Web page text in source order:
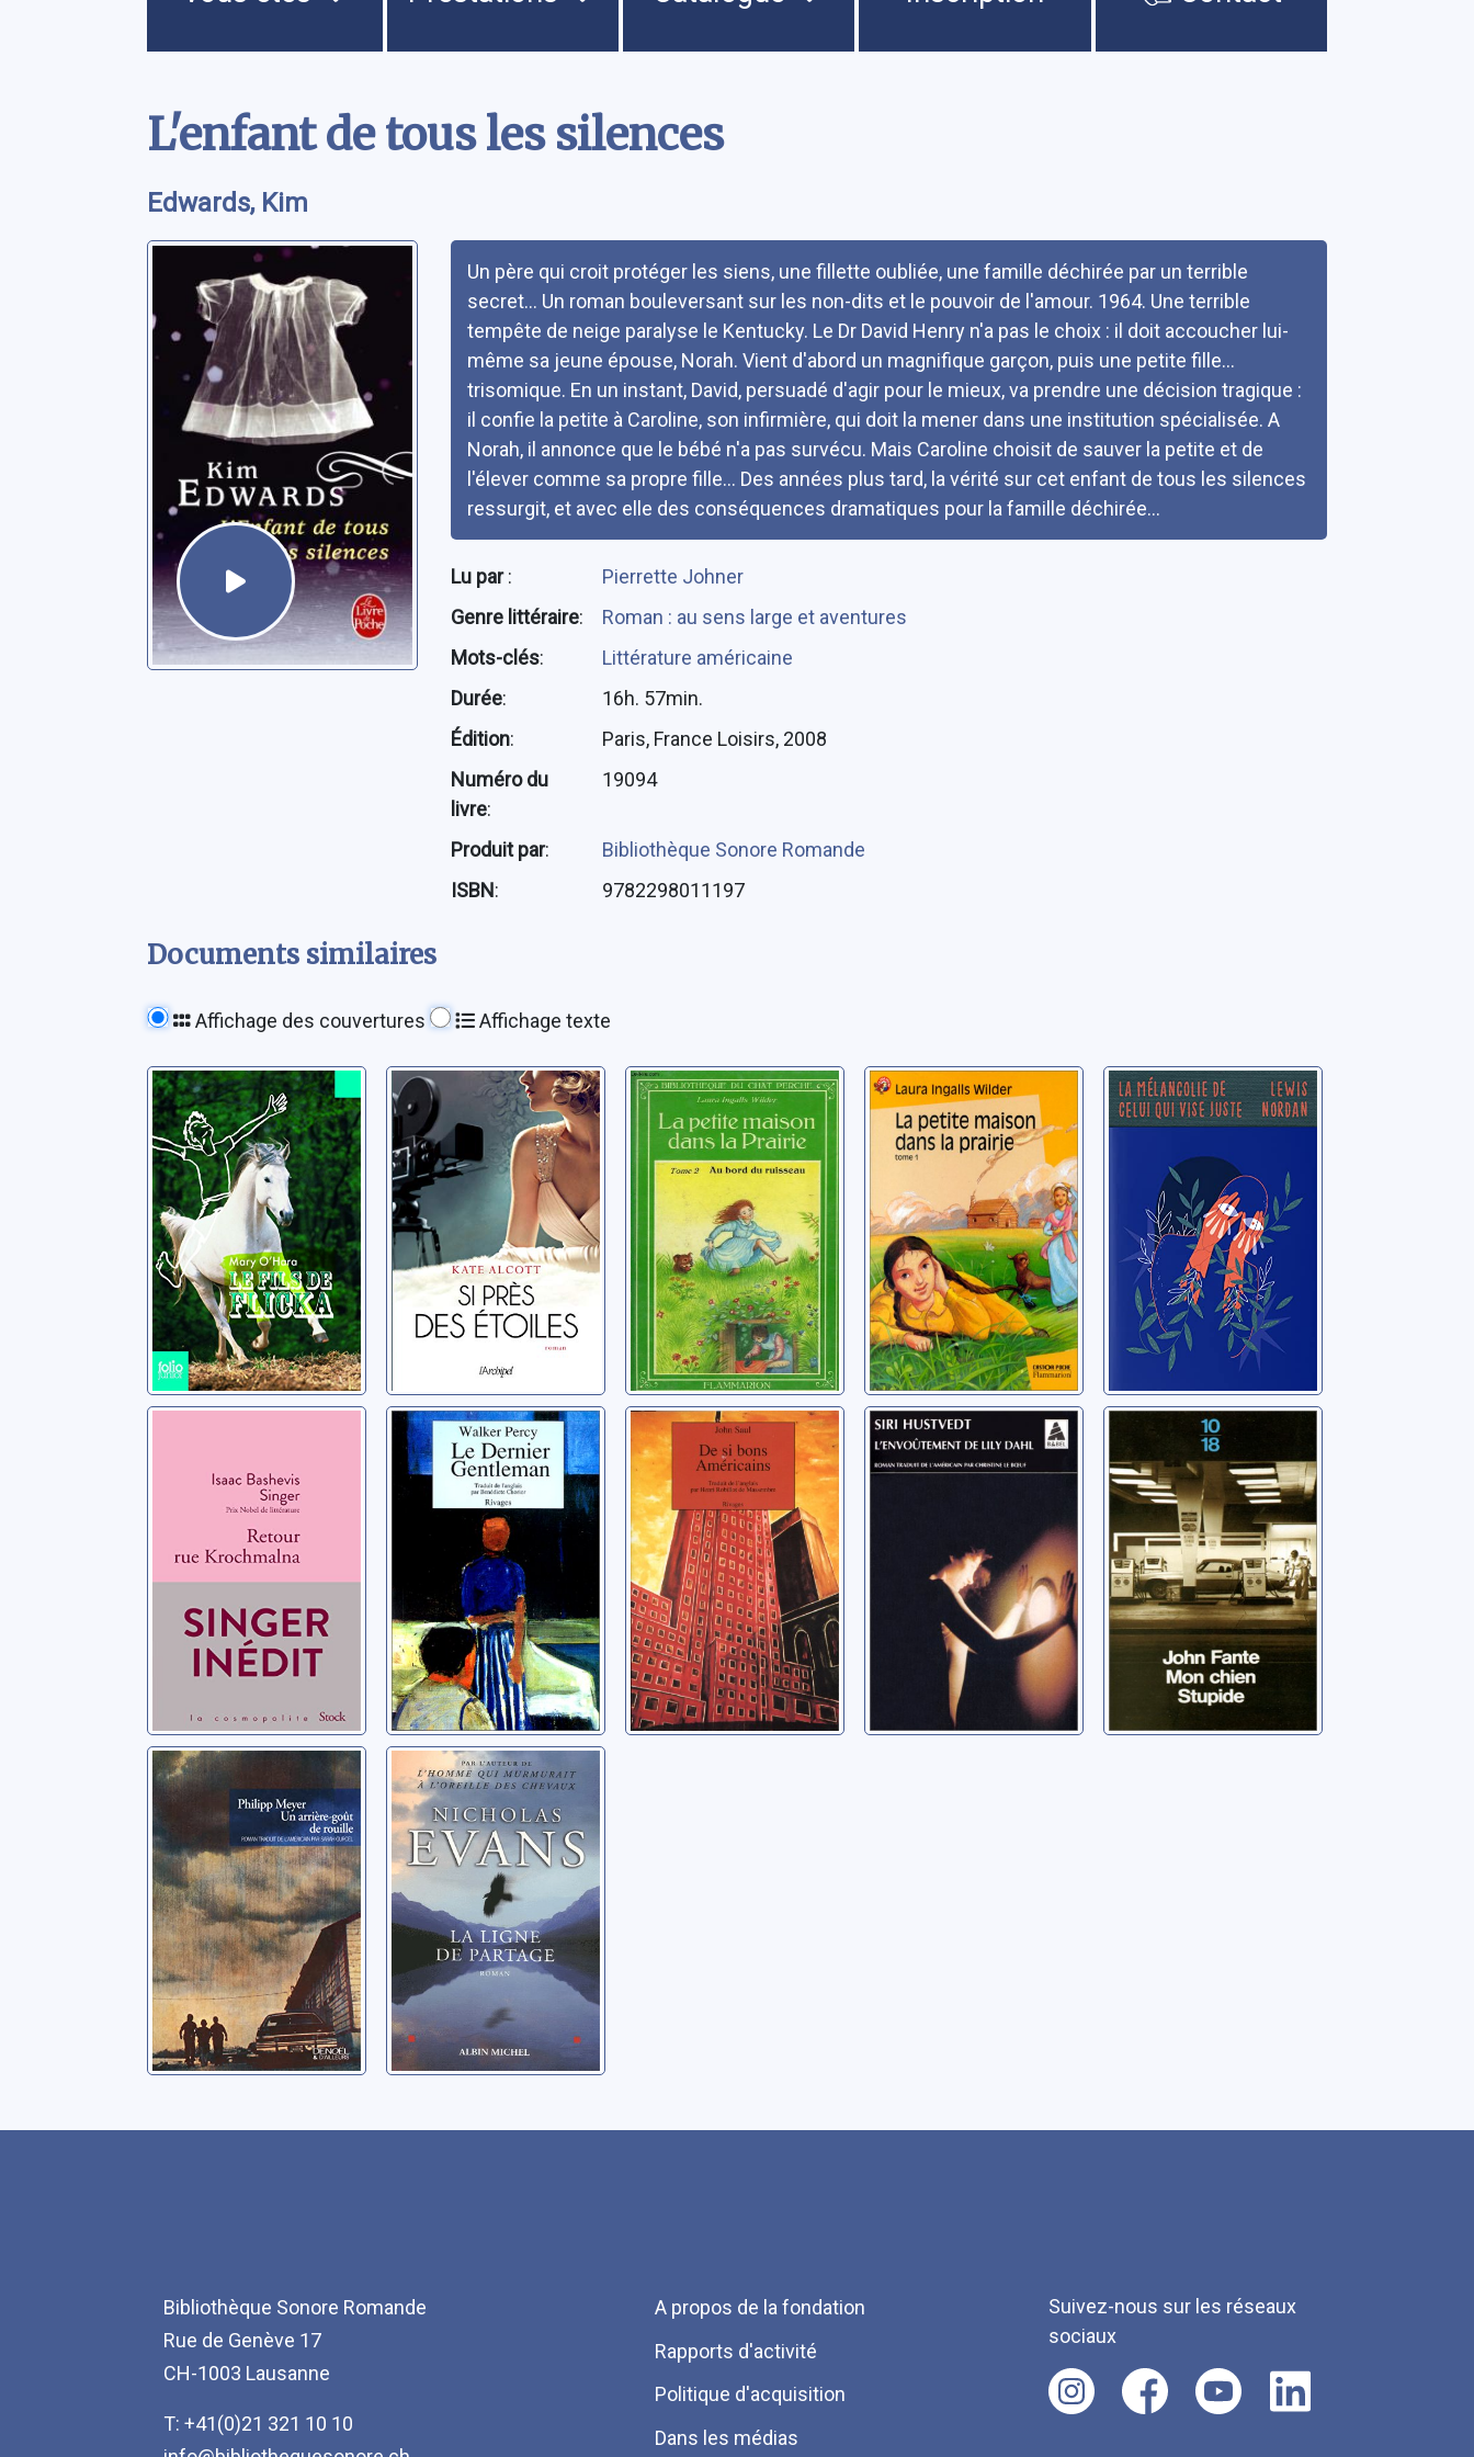
L'enfant de tous les silences
Edwards, Kim
Un père qui croit protéger les siens, une fillette oubliée, une famille déchirée par un terrible
secret... Un roman bouleversant sur les non-dits et le pouvoir de l'amour. 1964. Une terrible
tempête de neige paralyse le Kentucky. Le Dr David Henry n'a pas le choix : il doit accoucher lui-
même sa jeune épouse, Norah. Vient d'abord un magnifique garçon, puis une petite fille...
trisomique. En un instant, David, persuadé d'agir pour le mieux, va prendre une décision tragique :
il confie la petite à Caroline, son infirmière, qui doit la mener dans une institution spécialisée. A
Norah, il annonce que le bébé n'a pas survécu. Mais Caroline choisit de sauver la petite et de
l'élever comme sa propre fille... Des années plus tard, la vérité sur cet enfant de tous les silences
ressurgit, et avec elle des conséquences dramatiques pour la famille déchirée...
Lu par:
Pierrette Johner
Genre littéraire:
Roman : au sens large et aventures
Mots-clés:
Littérature américaine
Durée:
16h. 57min.
Édition:
Paris, France Loisirs, 2008
Numéro du
livre:
19094
Produit par:
Bibliothèque Sonore Romande
ISBN: 9782298011197
Documents similaires
Affichage des couvertures Affichage texte
Le fils de Flicka
O'Hara, Mary
Si près des
étoiles
Alcott, Kate
La petite maison
dans la prairie:
[02]: Au bord du
ruisseau
Wilder, Laura Ingalls
La petite maison
dans la prairie:
[01]
Wilder, Laura Ingalls
La mélancolie de
celui qui vise
Nordan, Lewis Alonzo
Singer, Isaac Bashevis
Le dernier
gentleman
Percy, Walker
De si bons
Américains
Saul, John
L'envoûtement
de Lily Dahl:
Mon chien
stupide
Fante, John
Un arrière-goût
de rouille
Meyer, Philipp
La ligne de
partage: roman
Evans, Nicholas
Bibliothèque Sonore Romande
Rue de Genève 17
CH-1003 Lausanne
T: +41(0)21 321 10 10
Menu
Pied
de
page
A propos de la fondation
Rapports d'activité
Politique d'acquisition
Dans les médias
Suivez-nous sur les réseaux
sociaux